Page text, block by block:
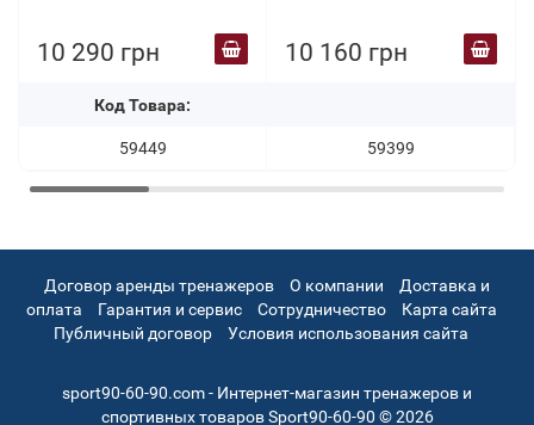
10 290 грн
Код Товара:
59449
10 160 грн
59399
Договор аренды тренажеров О компании
Доставка и
оплата
Гарантия и сервис Сотрудничество
Карта сайта
Публичный договор
Условия использования сайта
sport90-60-90.com - Интернет-магазин тренажеров и
спортивных товаров Sport90-60-90 © 2026